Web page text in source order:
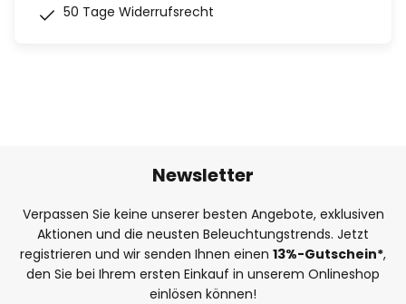
50 Tage Widerrufsrecht
Newsletter
Verpassen Sie keine unserer besten Angebote, exklusiven
Aktionen und die neusten Beleuchtungstrends. Jetzt
registrieren und wir senden Ihnen einen 13%-Gutschein*,
den Sie bei Ihrem ersten Einkauf in unserem Onlineshop
einlösen können!